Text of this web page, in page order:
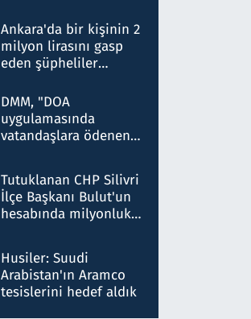
ifadelerinden ortaya
çıkan tablo şok etti
Ankara'da bir kişinin 2
milyon lirasını gasp
eden şüpheliler
DMM, "DOA
uygulamasında
vatandaşlara ödenen
düşürüldüğü" iddiasını
yalanladı
Tutuklanan CHP Silivri
İlçe Başkanı Bulut'un
hesabında milyonluk
talimat verdi, ben
gönderdim
Husiler: Suudi
Arabistan'ın Aramco
tesislerini hedef aldık